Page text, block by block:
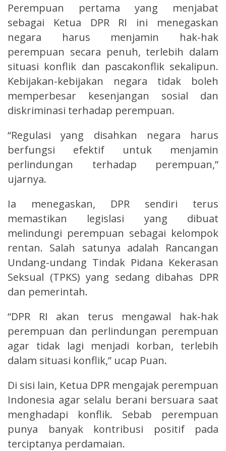
Perempuan pertama yang menjabat
sebagai Ketua DPR RI ini menegaskan
negara harus menjamin hak-hak
perempuan secara penuh, terlebih dalam
situasi konflik dan pascakonflik sekalipun.
Kebijakan-kebijakan negara tidak boleh
memperbesar kesenjangan sosial dan
diskriminasi terhadap perempuan.
“Regulasi yang disahkan negara harus
berfungsi efektif untuk menjamin
perlindungan terhadap perempuan,”
ujarnya.
Ia menegaskan, DPR sendiri terus
memastikan legislasi yang dibuat
melindungi perempuan sebagai kelompok
rentan. Salah satunya adalah Rancangan
Undang-undang Tindak Pidana Kekerasan
Seksual (TPKS) yang sedang dibahas DPR
dan pemerintah.
“DPR RI akan terus mengawal hak-hak
perempuan dan perlindungan perempuan
agar tidak lagi menjadi korban, terlebih
dalam situasi konflik,” ucap Puan.
Di sisi lain, Ketua DPR mengajak perempuan
Indonesia agar selalu berani bersuara saat
menghadapi konflik. Sebab perempuan
punya banyak kontribusi positif pada
terciptanya perdamaian.